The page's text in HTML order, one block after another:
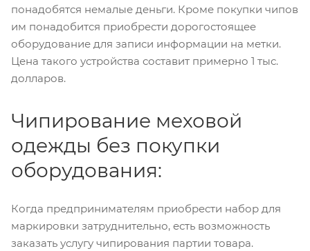
понадобятся немалые деньги. Кроме покупки чипов
им понадобится приобрести дорогостоящее
оборудование для записи информации на метки.
Цена такого устройства составит примерно 1 тыс.
долларов.
Чипирование меховой
одежды без покупки
оборудования:
Когда предпринимателям приобрести набор для
маркировки затруднительно, есть возможность
заказать услугу чипирования партии товара.